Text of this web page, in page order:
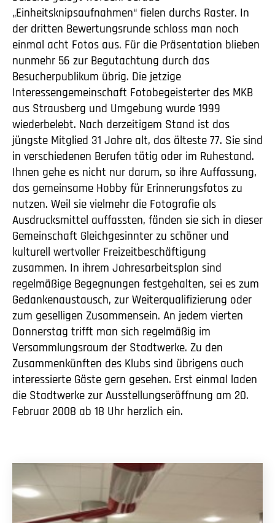
„Einheitsknipsaufnahmen“ fielen durchs Raster. In
der dritten Bewertungsrunde schloss man noch
einmal acht Fotos aus. Für die Präsentation blieben
nunmehr 56 zur Begutachtung durch das
Besucherpublikum übrig. Die jetzige
Interessengemeinschaft Fotobegeisterter des MKB
aus Strausberg und Umgebung wurde 1999
wiederbelebt. Nach derzeitigem Stand ist das
jüngste Mitglied 31 Jahre alt, das älteste 77. Sie sind
in verschiedenen Berufen tätig oder im Ruhestand.
Ihnen gehe es nicht nur darum, so ihre Auffassung,
das gemeinsame Hobby für Erinnerungsfotos zu
nutzen. Weil sie vielmehr die Fotografie als
Ausdrucksmittel auffassten, fänden sie sich in dieser
Gemeinschaft Gleichgesinnter zu schöner und
kulturell wertvoller Freizeitbeschäftigung
zusammen. In ihrem Jahresarbeitsplan sind
regelmäßige Begegnungen festgehalten, sei es zum
Gedankenaustausch, zur Weiterqualifizierung oder
zum geselligen Zusammensein. An jedem vierten
Donnerstag trifft man sich regelmäßig im
Versammlungsraum der Stadtwerke. Zu den
Zusammenkünften des Klubs sind übrigens auch
interessierte Gäste gern gesehen. Erst einmal laden
die Stadtwerke zur Ausstellungseröffnung am 20.
Februar 2008 ab 18 Uhr herzlich ein.